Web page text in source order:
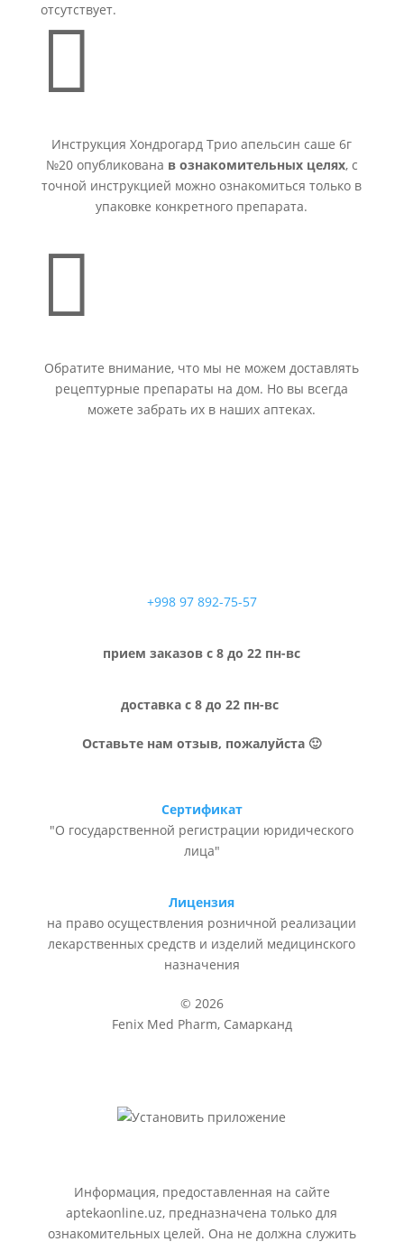
отсутствует.

Инструкция Хондрогард Трио апельсин саше 6г
№20 опубликована в ознакомительных целях, с
точной инструкцией можно ознакомиться только в
упаковке конкретного препарата.

Обратите внимание, что мы не можем доставлять
рецептурные препараты на дом. Но вы всегда
можете забрать их в наших аптеках.
+998 97 892-75-57
прием заказов с 8 до 22 пн-вс
доставка с 8 до 22 пн-вс
Оставьте нам отзыв, пожалуйста 🙂
Сертификат
"О государственной регистрации юридического
лица"
Лицензия
на право осуществления розничной реализации
лекарственных средств и изделий медицинского
назначения
© 2026
Fenix Med Pharm, Самарканд
Информация, предоставленная на сайте
aptekaonline.uz, предназначена только для
ознакомительных целей. Она не должна служить